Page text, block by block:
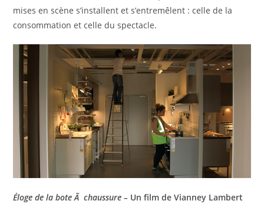
mises en scène s’installent et s’entremêlent : celle de la
consommation et celle du spectacle.
Éloge de la bote Ã chaussure – Un film de Vianney Lambert